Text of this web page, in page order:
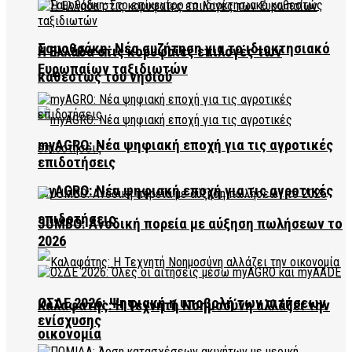
Σαμοθράκη: Νέα συζήτηση για το ιδιοκτησιακό
καθεστώς του νησιού
myAGRO: Νέα ψηφιακή εποχή για τις αγροτικές
επιδοτήσεις
Καλαφάτης: Η Τεχνητή Νοημοσύνη αλλάζει την
οικονομία
Η Ελλάδα στις κορυφαίες επιλογές των
Ευρωπαίων ταξιδιωτών
myAGRO: Νέα ψηφιακή εποχή για τις αγροτικές
επιδοτήσεις
JUMBO: Ανοδική πορεία με αύξηση πωλήσεων το
2026
ΟΣΔΕ 2026: Ψηφιακή η υποβολή των αιτήσεων
ενίσχυσης